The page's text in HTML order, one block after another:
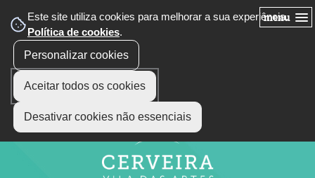
Este site utiliza cookies para melhorar a sua experiência.
Política de cookies.
Personalizar cookies
Aceitar todos os cookies
Desativar cookies não essenciais
menu